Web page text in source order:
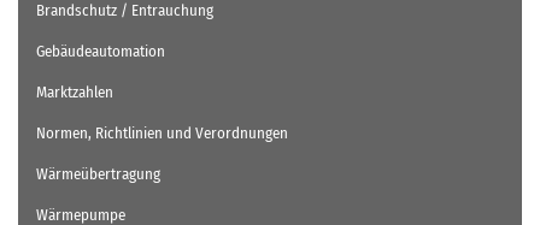
Brandschutz / Entrauchung
Gebäudeautomation
Marktzahlen
Normen, Richtlinien und Verordnungen
Wärmeübertragung
Wärmepumpe